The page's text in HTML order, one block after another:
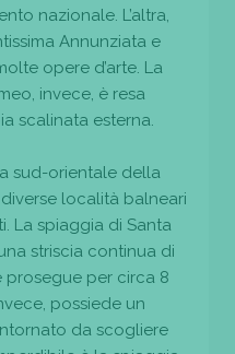
nazionale. L’altra,
Annunziata e
opere d’arte. La
invece, è resa
scalinata esterna.
sud-orientale della
località balneari
La spiaggia di Santa
striscia continua di
prosegue per circa 8
possiede un
da scogliere